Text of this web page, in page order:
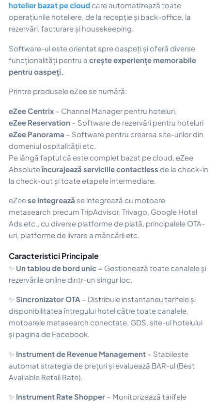
hotelier bazat pe cloud care automatizează toate
operațiunile hoteliere, de la recepție și back-office, la
rezervări, facturare și housekeeping.
Software-ul este orientat spre oaspeți și oferă diverse
funcționalități pentru a creșteexperiențe memorabile
pentru oaspeți.
Printre produsele eZee se numără:
eZee Centrix – Channel Manager pentru hoteluri,
eZee Reservation – Software de rezervări pentru hoteluri
eZee Panorama – Software pentru crearea site-urilor din
domeniul ospitalității etc.
Pe lângă faptul că este complet bazat pe cloud, eZee
Absoluteîncurajează serviciile contactless de la check-in
la check-out și toate etapele intermediare.
eZeese integrează se integrează cu motoare
metasearch precum TripAdvisor, Trivago, Google Hotel
Ads etc., cu diverse platforme de plată, principalele OTA-
uri, platforme de livrare a mâncării etc.
Caracteristici Principale
✨ Un tablou de bord unic – Gestionează toate canalele și
rezervările online dintr-un singur loc.
✨Sincronizator OTA – Distribuie instantaneu tarifele și
disponibilitatea întregului hotel către toate canalele,
motoarele metasearch conectate, GDS, site-ul hotelului
și pagina de Facebook.
✨ Instrument de Revenue Management – Stabilește
automat strategia de prețuri și evaluează BAR-ul (Best
Available Retail Rate).
✨ Instrument Rate Shopper – Monitorizează tarifele